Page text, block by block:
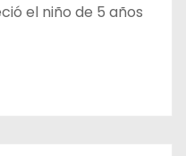
el niño de 5 años